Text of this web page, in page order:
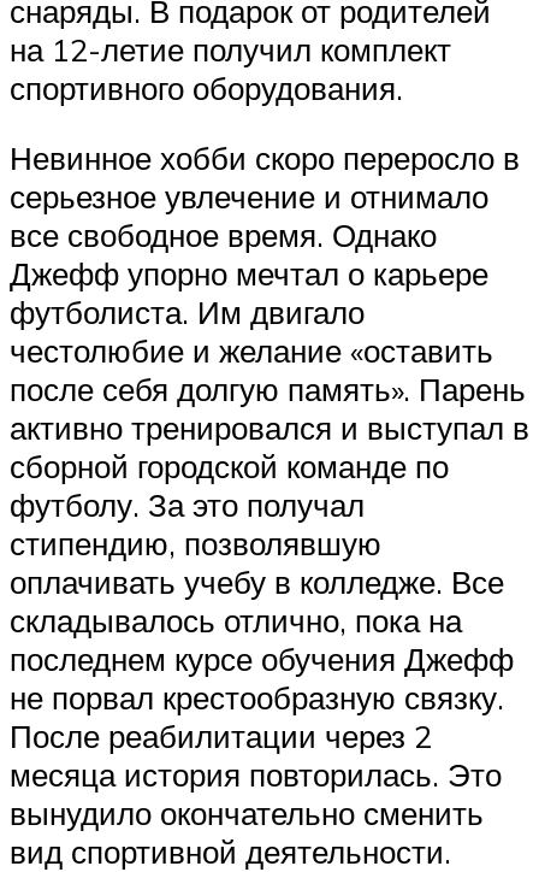
снаряды. В подарок от родителей
на 12-летие получил комплект
спортивного оборудования.
Невинное хобби скоро переросло в
серьезное увлечение и отнимало
все свободное время. Однако
Джефф упорно мечтал о карьере
футболиста. Им двигало
честолюбие и желание «оставить
после себя долгую память». Парень
активно тренировался и выступал в
сборной городской команде по
футболу. За это получал
стипендию, позволявшую
оплачивать учебу в колледже. Все
складывалось отлично, пока на
последнем курсе обучения Джефф
не порвал крестообразную связку.
После реабилитации через 2
месяца история повторилась. Это
вынудило окончательно сменить
вид спортивной деятельности.